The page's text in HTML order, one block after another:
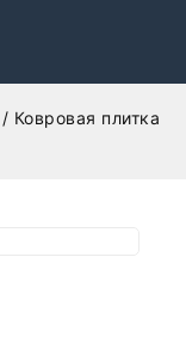
/ Ковровая плитка